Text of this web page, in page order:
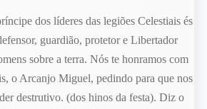
dos líderes das legiões Celestiais és
guardião, protetor e Libertador
sobre a terra. Nós te honramos com
o Arcanjo Miguel, pedindo para que nos
destrutivo. (dos hinos da festa). Diz o